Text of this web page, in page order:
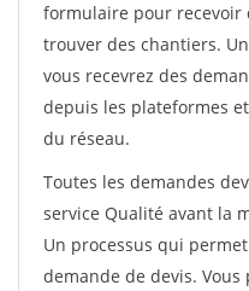
formulaire pour recevoir
trouver des chantiers.
vous recevrez des
depuis les plateformes
du réseau.
Toutes les demandes
service Qualité avant la
Un processus qui
demande de devis.